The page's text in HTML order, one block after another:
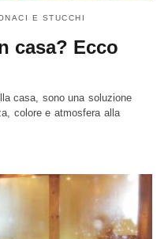
E STUCCHI
casa? Ecco
casa, sono una soluzione
colore e atmosfera alla